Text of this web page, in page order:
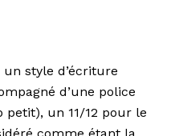
style d’écriture
d’une police
un 11/12 pour le